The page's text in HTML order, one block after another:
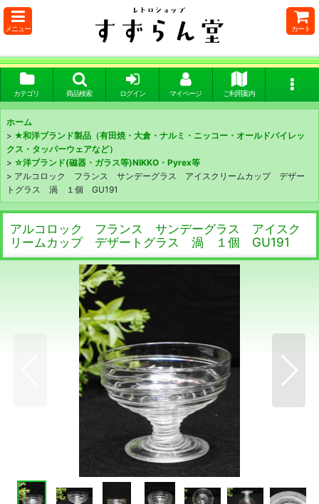
メニュー カート
カテゴリ 商品検索 ログイン マイページ ご利用案内
ホーム
> ★和洋ブランド製品（有田焼・大倉・ナルミ・ニッコー・オールドパイレッ
クス・タッパーウェアなど）
> ☆洋ブランド(磁器・ガラス等)NIKKO・Pyrex等
> アルコロック フランス サンデーグラス アイスクリームカップ デザー
トグラス 渦 １個 GU191
アルコロック フランス サンデーグラス アイスク
リームカップ デザートグラス 渦 １個 GU191